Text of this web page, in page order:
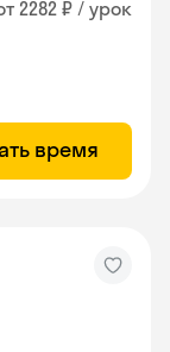
2282 ₽ / урок
время